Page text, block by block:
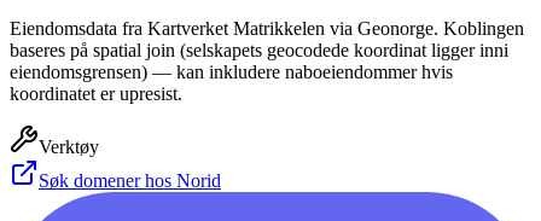
Eiendomsdata fra Kartverket Matrikkelen via Geonorge. Koblingen
baseres på spatial join (selskapets geocodede koordinat ligger inni
eiendomsgrensen) — kan inkludere naboeiendommer hvis
koordinatet er upresist.
Verktøy
Søk domener hos Norid